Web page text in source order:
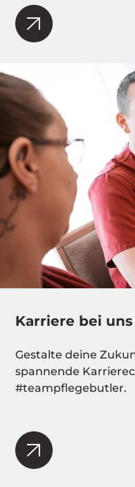
Karriere bei uns
Gestalte deine
spannende
#teampflegebutler.